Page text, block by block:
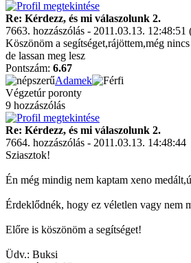
Re: Kérdezz, és mi válaszolunk 2.
7663. hozzászólás - 2011.03.13. 12:48:51
Köszönöm a segítséget,rájöttem,még
de lassan meg lesz
Pontszám: 6.67
Adamek
Végzetúr poronty
9 hozzászólás
Re: Kérdezz, és mi válaszolunk 2.
7664. hozzászólás - 2011.03.13. 14:48:44
Sziasztok!
Én még mindig nem kaptam xeno
Érdeklődnék, hogy ez véletlen vagy nem
Előre is köszönöm a segítséget!
Üdv.: Buksi